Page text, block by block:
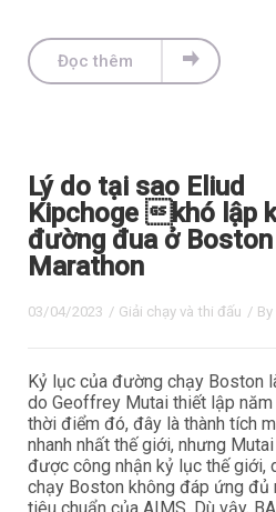
Đọc thêm
Lý do tại sao Eliud
Kipchoge khó lập
đường đua ở Boston
Marathon
03/04/2023 / Giải chạy và thi đấu / By
Kỷ lục của đường chạy Boston
do Geoffrey Mutai thiết lập
thời điểm đó, đây là thành tích
nhanh nhất thế giới, nhưng
được công nhận kỷ lục thế giới,
chạy Boston không đáp ứng đủ